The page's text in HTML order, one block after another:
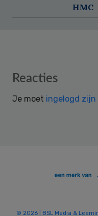
HMC
Reader
Reacties
Je moet ingelogd zijn
© 2026 | BSL Media &